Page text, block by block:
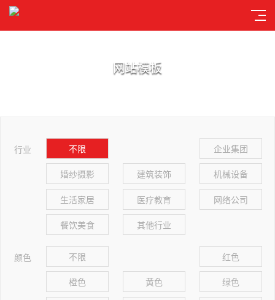
网站模板
行业 不限 企业集团
婚纱摄影 建筑装饰 机械设备
生活家居 医疗教育 网络公司
餐饮美食 其他行业
颜色 不限 红色
橙色 黄色 绿色